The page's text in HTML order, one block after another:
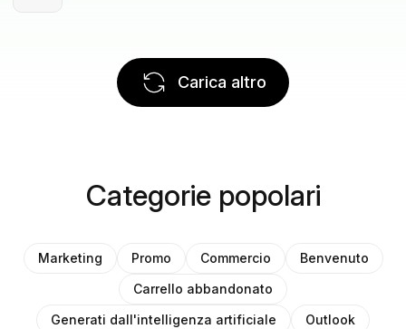
Carica altro
Categorie popolari
Marketing Promo Commercio
Benvenuto
Carrello abbandonato
Generati dall'intelligenza artificiale
Outlook